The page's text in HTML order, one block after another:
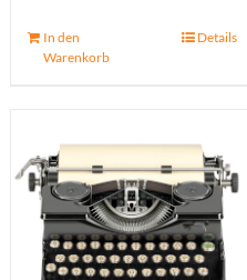
39,00 €
In den
Warenkorb
Details